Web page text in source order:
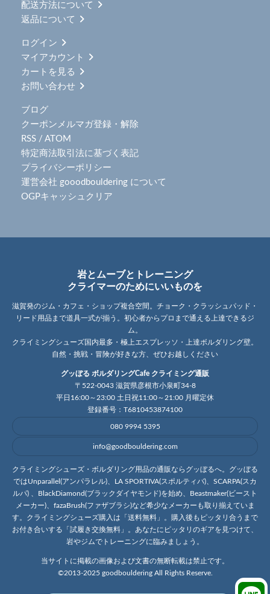
配送方法について
返品について
ログイン
マイアカウント
カートを見る
お問い合わせ
ブログ
クーポンメルマガ登録・解除
RSS / ATOM
特定商法取引法に基づく表記
プライバシーポリシー
運営会社 gooodbouldering について
OGPキャッシュクリア
岩とムーブとトレーニング
クライマーのためにいいものを
滋賀発のジム・カフェ・ショップ複合空間。チョーク・クラッシュパッド・
リード用品まで道具一式が揃う。初心者からプロまで通える上達できるジ
ム。
クライミングシューズ国内最多・極上エスプレッソ・上達ボルダリング壁。
自然・挑戦・冒険が好きな方、ぜひお越しください
グッぼる ボルダリングCafe クライミング通販
〒522-0043 滋賀県彦根市小泉町34-8
平日16:00～23:00 土日祝11:00～21:00 月曜定休
登録番号：T6810453874100
080 9994 5395
info@goodbouldering.com
クライミングシューズ・ボルダリング用品の通販ならグッぼるへ。グッぼる
ではUnparallel(アンパラレル)、LA SPORTIVA(スポルティバ)、SCARPA(スカ
ルパ) 、BlackDiamond(ブラックダイヤモンド)を始め、Beastmaker(ビースト
メーカー)、fazaBrush(ファザブラシ)など希少なメーカーも取り揃えていま
す。クライミングシューズ購入は「送料無料」。購入後もピッタリ合うまで
お付き合いする「試履き交換無料」。あなたにピッタリのギアを見つけて、
岩やジムでトレーニングに臨みましょう。
当サイトに掲載の画像および文書の無断転載は禁止です。
©2013-2025 goodbouldering All Rights Reserve.